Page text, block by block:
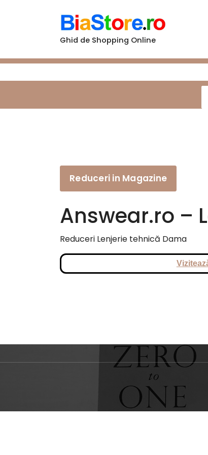
Ghid de Shopping Online
Reduceri in Magazine
Answear.ro –
Reduceri Lenjerie tehnică Dama